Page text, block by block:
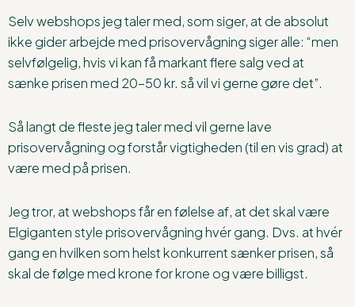
Selv webshops jeg taler med, som siger, at de absolut
ikke gider arbejde med prisovervågning siger alle: “men
selvfølgelig, hvis vi kan få markant flere salg ved at
sænke prisen med 20-50 kr. så vil vi gerne gøre det”.
Så langt de fleste jeg taler med vil gerne lave
prisovervågning og forstår vigtigheden (til en vis grad) at
være med på prisen.
Jeg tror, at webshops får en følelse af, at det skal være
Elgiganten style prisovervågning hvér gang. Dvs. at hvér
gang en hvilken som helst konkurrent sænker prisen, så
skal de følge med krone for krone og være billigst.